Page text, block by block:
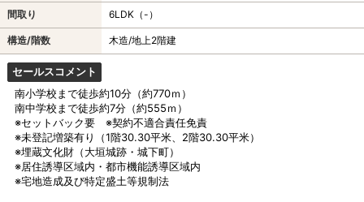
間取り 6LDK（-）
構造/階数 木造/地上2階建
セールスコメント
南小学校まで徒歩約10分（約770ｍ）
南中学校まで徒歩約7分（約555ｍ）
※セットバック要 ※契約不適合責任免責
※未登記増築有り（1階30.30平米、2階30.30平米）
※埋蔵文化財（大垣城跡・城下町）
※居住誘導区域内・都市機能誘導区域内
※宅地造成及び特定盛土等規制法